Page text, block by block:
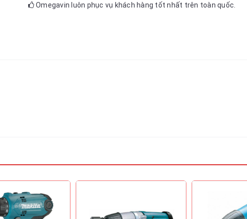
Omegavin luôn phục vụ khách hàng tốt nhất trên toàn quốc.